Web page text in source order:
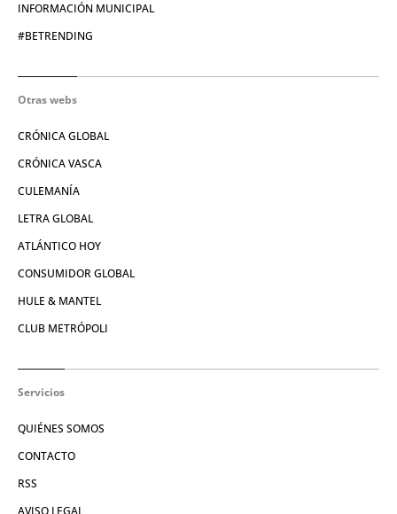
INFORMACIÓN MUNICIPAL
#BETRENDING
Otras webs
CRÓNICA GLOBAL
CRÓNICA VASCA
CULEMANÍA
LETRA GLOBAL
ATLÁNTICO HOY
CONSUMIDOR GLOBAL
HULE & MANTEL
CLUB METRÓPOLI
Servicios
QUIÉNES SOMOS
CONTACTO
RSS